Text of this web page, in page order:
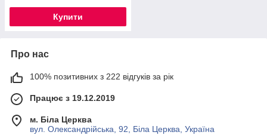
Купити
Про нас
100% позитивних з 222 відгуків за рік
Працює з 19.12.2019
м. Біла Церква
вул. Олександрійська, 92, Біла Церква, Україна